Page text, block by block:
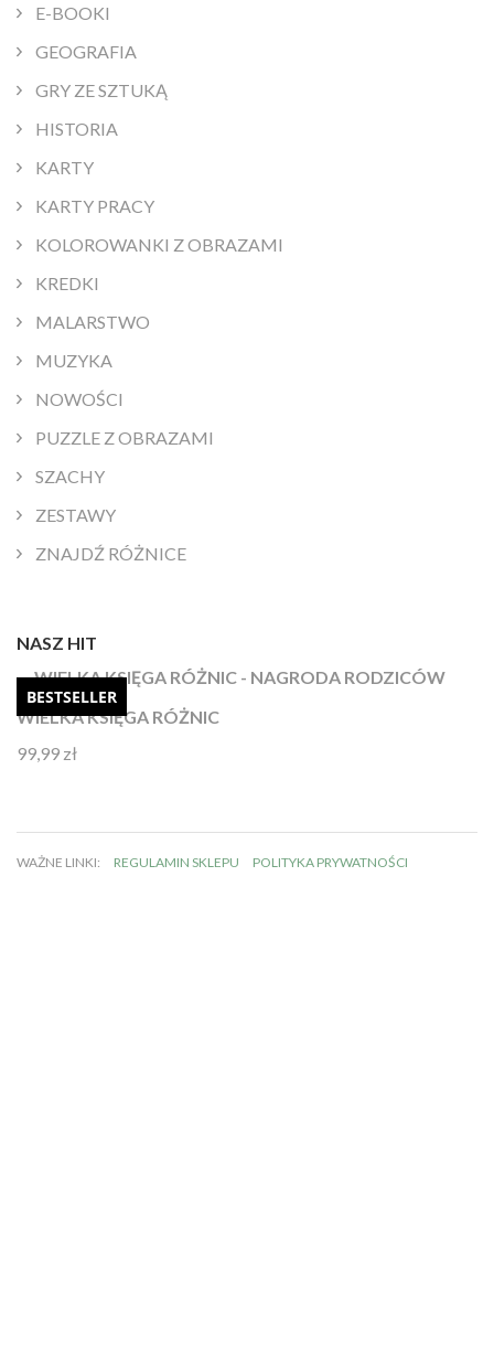
E-BOOKI
GEOGRAFIA
GRY ZE SZTUKĄ
HISTORIA
KARTY
KARTY PRACY
KOLOROWANKI Z OBRAZAMI
KREDKI
MALARSTWO
MUZYKA
NOWOŚCI
PUZZLE Z OBRAZAMI
SZACHY
ZESTAWY
ZNAJDŹ RÓŻNICE
NASZ HIT
BESTSELLER
WIELKA KSIĘGA RÓŻNIC
Oceniono
99,99 zł
WAŻNE LINKI: REGULAMIN SKLEPU POLITYKA PRYWATNOŚCI